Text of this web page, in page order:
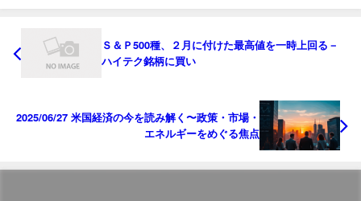
Ｓ＆Ｐ500種、２月に付けた最高値を一時上回る－
ハイテク銘柄に買い
2025/06/27 米国経済の今を読み解く〜政策・市場・
エネルギーをめぐる焦点